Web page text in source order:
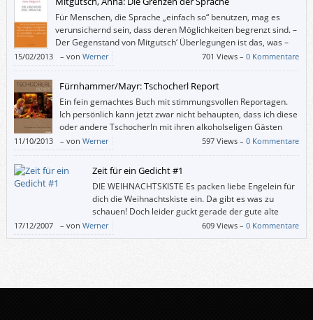
Für Menschen, die Sprache „einfach so“ benutzen, mag es
verunsichernd sein, dass deren Möglichkeiten begrenzt sind. –
Der Gegenstand von Mitgutsch‘ Überlegungen ist das, was –
vor allem in der Literatur – gerade noch und was nicht mehr
gesagt werden kann.
15/02/2013 – von Werner 701 Views –0 Kommentare
Fürnhammer/Mayr: Tschocherl Report
Ein fein gemachtes Buch mit stimmungsvollen Reportagen.
Ich persönlich kann jetzt zwar nicht behaupten, dass ich diese
oder andere Tschocherln mit ihren alkoholseligen Gästen
unbedingt aufzusuchen muss. Aber dank Fürnhammer und
Mayr ist mir, als wäre ich ohnedies schon dort gewesen.
11/10/2013 – von Werner 597 Views –0 Kommentare
Zeit für ein Gedicht #1
DIE WEIHNACHTSKISTE Es packen liebe Engelein für
dich die Weihnachtskiste ein. Da gibt es was zu
schauen! Doch leider guckt gerade der gute alte
Mond herein und dem ist nicht zu trauen. Da
fürchten sich die Engelein er plaudert’s aus, und tun im Nu die
17/12/2007 – von Werner 609 Views –0 Kommentare